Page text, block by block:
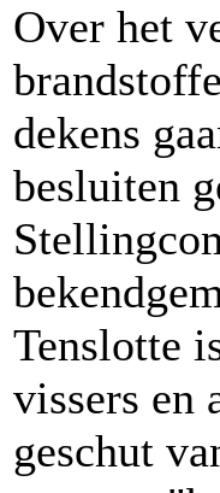
Over het
dekens
besluiten
Tenslotte
vissers en
geschut